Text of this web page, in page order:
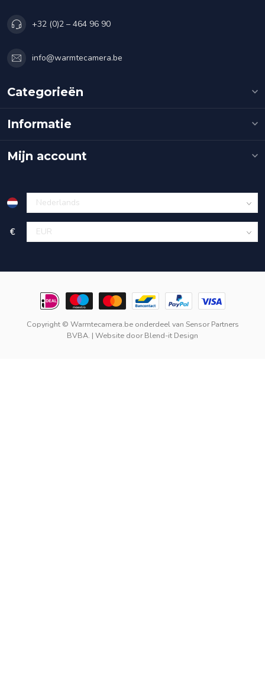
+32 (0)2 – 464 96 90
info@warmtecamera.be
Categorieën
Informatie
Mijn account
€
Copyright © Warmtecamera.be onderdeel van Sensor Partners
BVBA. | Website doorBlend-it Design